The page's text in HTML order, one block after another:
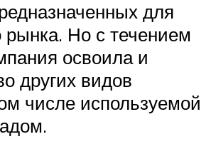
для
рынка. Но с течением
освоила и
других видов
числе используемой